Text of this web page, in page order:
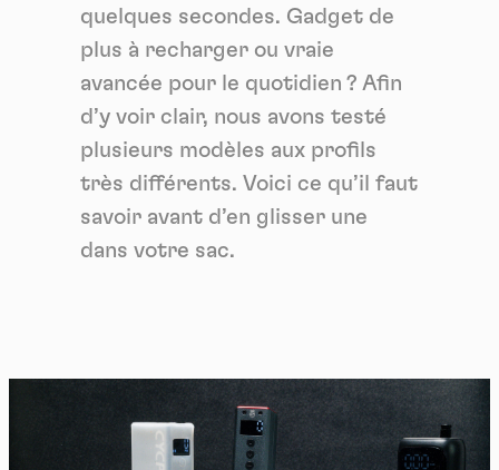
quelques secondes. Gadget de
plus à recharger ou vraie
avancée pour le quotidien ? Afin
d’y voir clair, nous avons testé
plusieurs modèles aux profils
très différents. Voici ce qu’il faut
savoir avant d’en glisser une
dans votre sac.